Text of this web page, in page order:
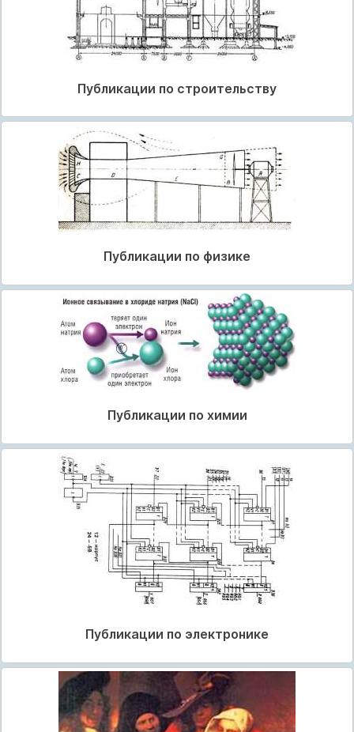
Публикации по строительству
Публикации по физике
Публикации по химии
Публикации по электронике